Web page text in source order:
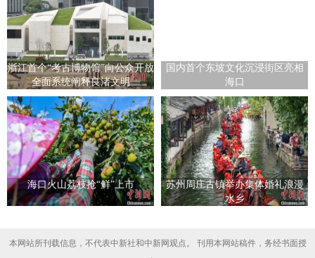
浙江首个“考古博物馆”向公众开放
全面系统阐释良渚文明
国内首个东坡文化沉浸街区亮相
海口
海口火山荔枝抢“鲜”上市
苏州周庄古镇举办集体婚礼浪漫
水乡
本网站所刊载信息，不代表中新社和中新网观点。 刊用本网站稿件，务经书面授